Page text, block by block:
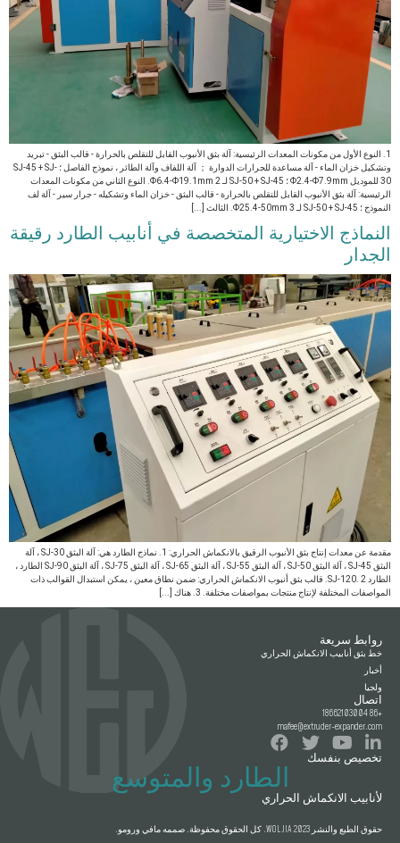
1. النوع الأول من مكونات المعدات الرئيسية: آلة بثق الأنبوب القابل للتقلص بالحرارة - قالب البثق - تبريد
وتشكيل خزان الماء - آلة مساعدة للجرارات الدوارة ； آلة اللفاف وآلة الطائر ، نموذج الفاصل ؛ SJ-45 + SJ-
30 للموديل Φ2.4-Φ7.9mm ؛ SJ-50 + SJ-45 لـ Φ6.4-Φ19.1mm 2. النوع الثاني من مكونات المعدات
الرئيسية: آلة بثق الأنبوب القابل للتقلص بالحرارة - قالب البثق - خزان الماء وتشكيله - جرار سير - آلة لف
النموذج ؛ SJ-50 + SJ-45 لـ Φ25.4-50mm 3. الثالث [...]
النماذج الاختيارية المتخصصة في أنابيب الطارد رقيقة
الجدار
مقدمة عن معدات إنتاج بثق الأنبوب الرقيق بالانكماش الحراري: 1. نماذج الطارد هي: آلة البثق SJ-30 ، آلة
البثق SJ-45 ، آلة البثق SJ-50 ، آلة البثق SJ-55 ، آلة البثق SJ-65 ، آلة البثق SJ-75 ، آلة البثق SJ-90 الطارد ،
الطارد SJ-120. 2. قالب بثق أنبوب الانكماش الحراري: ضمن نطاق معين ، يمكن استبدال القوالب ذات
المواصفات المختلفة لإنتاج منتجات بمواصفات مختلفة. 3. هناك [...]
روابط سريعة
خط بثق أنابيب الانكماش الحراري
أخبار
ولجيا
اتصال
+86 18662103004
mafee@extruder-expander.com
تخصيص بنفسك
الطارد والمتوسع
لأنابيب الانكماش الحراري
حقوق الطبع والنشر 2023 WOLJIA. كل الحقوق محفوظة. صممه مافي ورومو.